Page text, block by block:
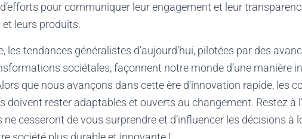
pour communiquer leur engagement et leur
leurs produits.
les tendances généralistes d’aujourd’hui, pilotées par des
sociétales, façonnent notre monde d’une manière
que nous avançons dans cette ère d’innovation rapide, les
doivent rester adaptables et ouverts au changement. Restez à
ne cesseront de vous surprendre et d’influencer les décisions à